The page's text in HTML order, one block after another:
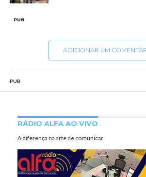
PUB
ADICIONAR UM
PUB
RÁDIO ALFA AO VIVO
A diferença na arte de comunicar